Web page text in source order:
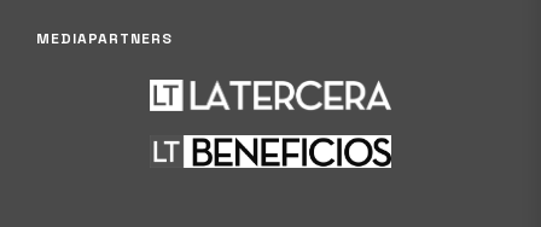
MEDIAPARTNERS